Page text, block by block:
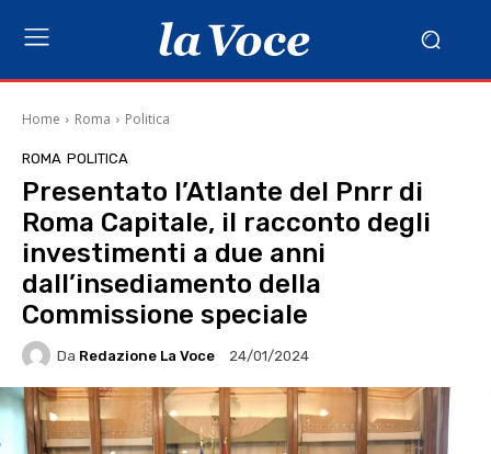
Home Roma Politica
ROMA POLITICA
Presentato l’Atlante del Pnrr di
Roma Capitale, il racconto degli
investimenti a due anni
dall’insediamento della
Commissione speciale
Da Redazione La Voce 24/01/2024